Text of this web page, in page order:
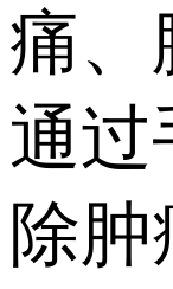
痛、
通过
除